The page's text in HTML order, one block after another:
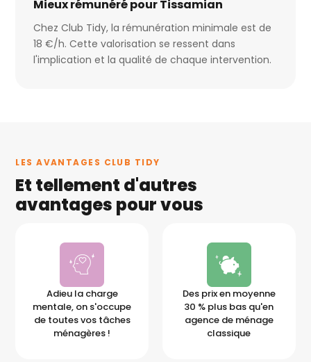
Mieux rémunéré pour Tissamian
Chez Club Tidy, la rémunération minimale est de
18 €/h. Cette valorisation se ressent dans
l'implication et la qualité de chaque intervention.
LES AVANTAGES CLUB TIDY
Et tellement d'autres
avantages pour vous
Adieu la charge
mentale, on s'occupe
de toutes vos tâches
ménagères !
Des prix en moyenne
30 % plus bas qu'en
agence de ménage
classique